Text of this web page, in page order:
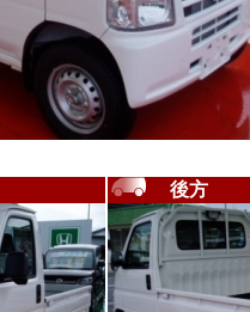
後方